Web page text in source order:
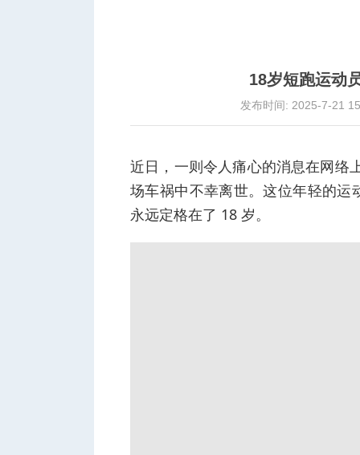
18岁短跑运动
发布时间: 2025-7-21
近日，一则令人痛心的消息在网络
场车祸中不幸离世。这位年轻的
永远定格在了 18 岁。